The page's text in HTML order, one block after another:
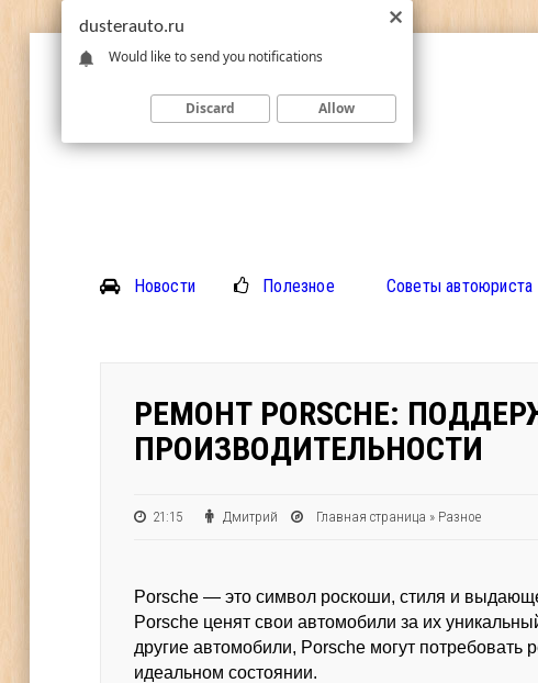
Новости Полезное Советы автоюриста
РЕМОНТ PORSCHE:
ПРОИЗВОДИТЕЛЬНОСТИ
21:15 Дмитрий Главная страница » Разное
Porsche — это символ роскоши, стиля и
Porsche ценят свои автомобили за их
другие автомобили, Porsche могут потребовать
идеальном состоянии.
dusterauto.ru
Would like to send you notifications
Discard Allow